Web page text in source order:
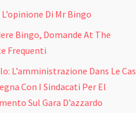
L’opinione Di Mr Bingo
Bingo, Domande At The
Frequenti
L’amministrazione Dans Le Cas
Con I Sindacati Per El
Sul Gara D’azzardo